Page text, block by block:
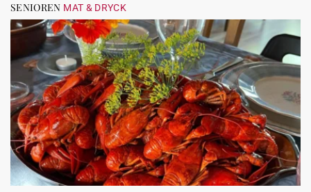
SENIOREN MAT & DRYCK